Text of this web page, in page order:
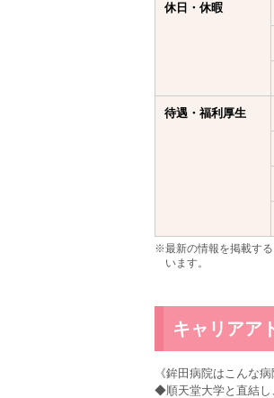
休日・休暇
待遇・福利厚生
※最新の情報を掲載す
います。
キャリアア
《鉾田病院はこんな病
◆順天堂大学と直結し